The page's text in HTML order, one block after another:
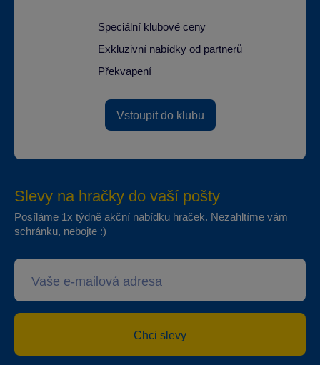
Speciální klubové ceny
Exkluzivní nabídky od partnerů
Překvapení
Vstoupit do klubu
Slevy na hračky do vaší pošty
Posíláme 1x týdně akční nabídku hraček. Nezahltíme vám
schránku, nebojte :)
Chci slevy